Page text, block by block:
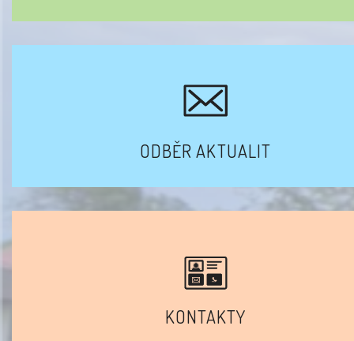
ODBĚR AKTUALIT
KONTAKTY